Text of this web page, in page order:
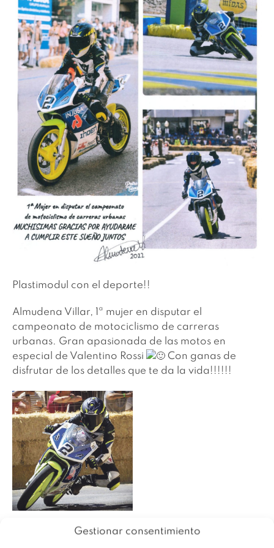
Gestionar consentimiento
Plastimodul con el deporte!!
Almudena Villar, 1ª mujer en disputar el
campeonato de motociclismo de carreras
urbanas. Gran apasionada de las motos en
especial de Valentino Rossi
Con ganas de
disfrutar de los detalles que te da la vida!!!!!!